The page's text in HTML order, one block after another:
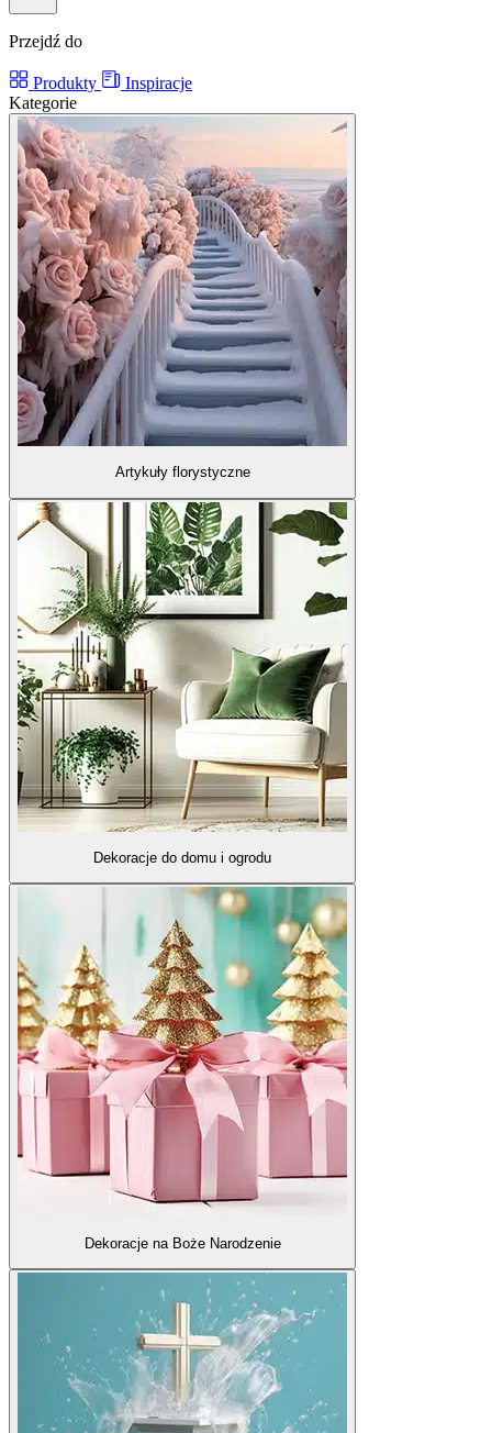
Przejdź do
Produkty
Inspiracje
Kategorie
Artykuły florystyczne
Dekoracje do domu i ogrodu
Dekoracje na Boże Narodzenie